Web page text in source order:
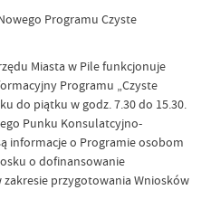
Programu Czyste
Miasta w Pile funkcjonuje
Programu „Czyste
do piątku w godz. 7.30 do 15.30.
Punku Konsulatcyjno-
informacje o Programie osobom
o dofinansowanie
przygotowania Wniosków